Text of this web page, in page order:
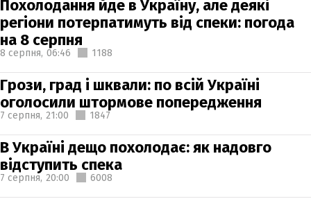
Похолодання йде в Україну, але деякі
регіони потерпатимуть від спеки: погода
на 8 серпня
8 серпня, 06:46 1188
Грози, град і шквали: по всій Україні
оголосили штормове попередження
7 серпня, 21:00 1847
В Україні дещо похолодає: як надовго
відступить спека
7 серпня, 20:00 6008